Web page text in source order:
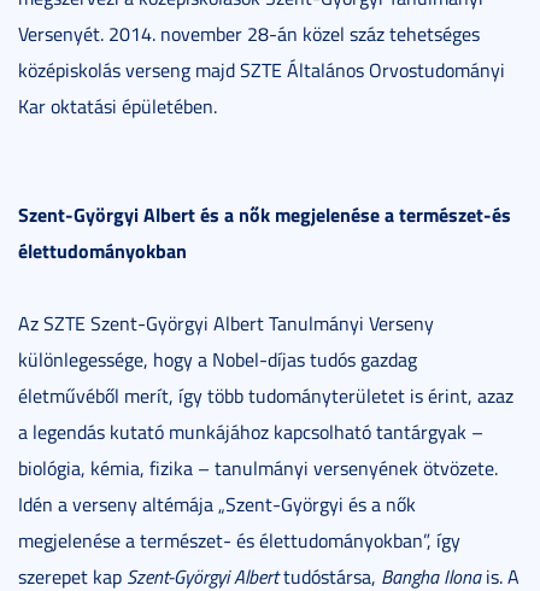
Versenyét. 2014. november 28-án közel száz tehetséges
középiskolás verseng majd SZTE Általános Orvostudományi
Kar oktatási épületében.
Szent-Györgyi Albert és a nők megjelenése a természet-és
élettudományokban
Az SZTE Szent-Györgyi Albert Tanulmányi Verseny
különlegessége, hogy a Nobel-díjas tudós gazdag
életművéből merít, így több tudományterületet is érint, azaz
a legendás kutató munkájához kapcsolható tantárgyak –
biológia, kémia, fizika – tanulmányi versenyének ötvözete.
Idén a verseny altémája „Szent-Györgyi és a nők
megjelenése a természet- és élettudományokban”, így
szerepet kap Szent-Györgyi Alberttudóstársa, Bangha Ilonais. A